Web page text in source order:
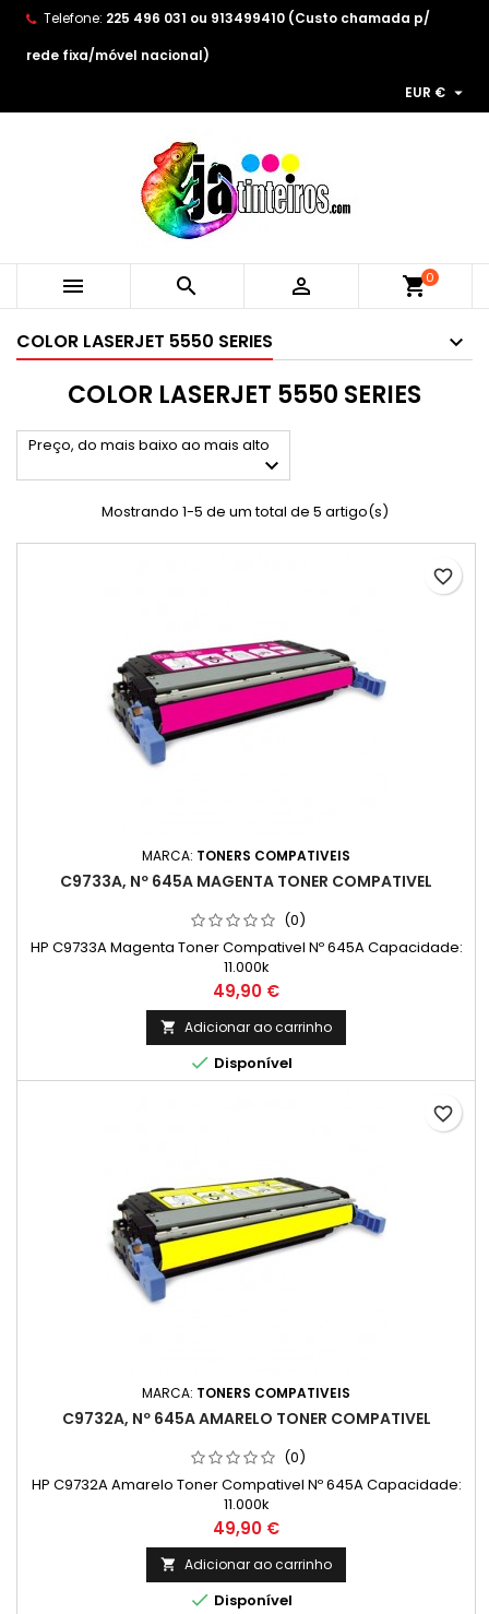
Telefone: 225 496 031 ou 913499410 (Custo chamada p/
rede fixa/móvel nacional)
EUR € 
   shopping_cart0
COLOR LASERJET 5550 SERIES
COLOR LASERJET 5550 SERIES
Preço, do mais baixo ao mais alto

Mostrando 1-5 de um total de 5 artigo(s)
MARCA: TONERS COMPATIVEIS
C9733A, Nº 645A MAGENTA TONER COMPATIVEL
(0)
HP C9733A Magenta Toner Compativel Nº 645A Capacidade:
11.000k
Preço
49,90 €
 Adicionar ao carrinho
 Disponível
favorite_border
MARCA: TONERS COMPATIVEIS
C9732A, Nº 645A AMARELO TONER COMPATIVEL
(0)
HP C9732A Amarelo Toner Compativel Nº 645A Capacidade:
11.000k
Preço
49,90 €
 Adicionar ao carrinho
 Disponível
favorite_border
As minhas listas de desejos ×
((modalTitle)) ×
((cancelText)) ((modalDeleteText))
Create wishlist ×
Wishlist name
Cancelar Create wishlist
Entrar ×
You need to be logged in to save products in your
wishlist.
Cancelar